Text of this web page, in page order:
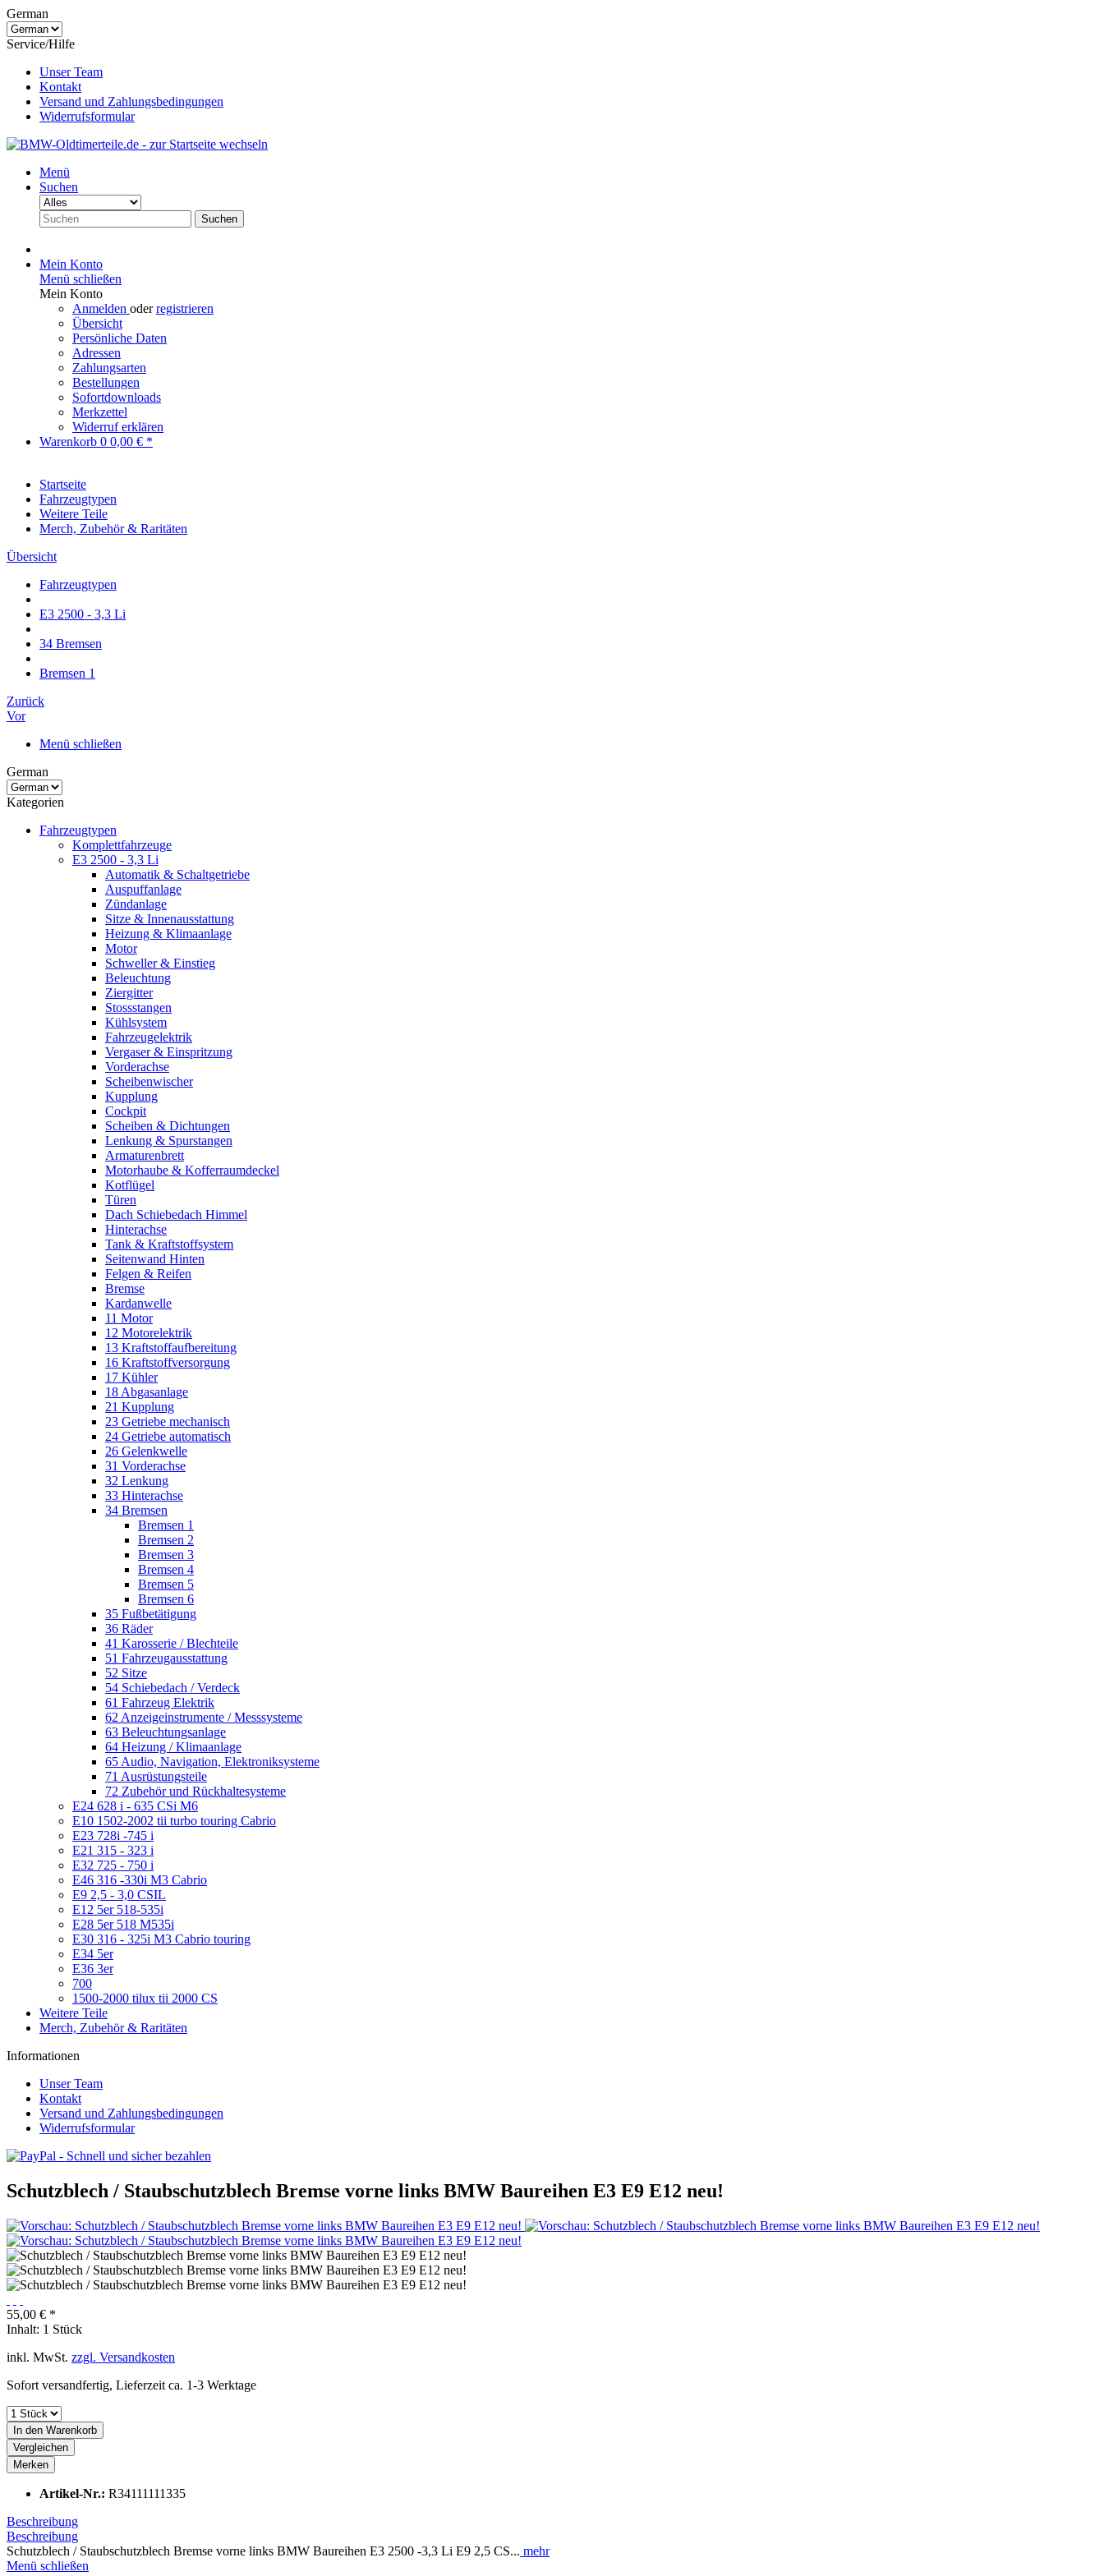
German
Service/Hilfe
Unser Team
Kontakt
Versand und Zahlungsbedingungen
Widerrufsformular
Menü
Suchen
Suchen
Mein Konto
Menü schließen
Mein Konto
Anmelden oderregistrieren
Übersicht
Persönliche Daten
Adressen
Zahlungsarten
Bestellungen
Sofortdownloads
Merkzettel
Widerruf erklären
Warenkorb 0 0,00 € *
Startseite
Fahrzeugtypen
Weitere Teile
Merch, Zubehör & Raritäten
Übersicht
Fahrzeugtypen
E3 2500 - 3,3 Li
34 Bremsen
Bremsen 1
Zurück
Vor
Menü schließen
German
Kategorien
Fahrzeugtypen
Komplettfahrzeuge
E3 2500 - 3,3 Li
Automatik & Schaltgetriebe
Auspuffanlage
Zündanlage
Sitze & Innenausstattung
Heizung & Klimaanlage
Motor
Schweller & Einstieg
Beleuchtung
Ziergitter
Stossstangen
Kühlsystem
Fahrzeugelektrik
Vergaser & Einspritzung
Vorderachse
Scheibenwischer
Kupplung
Cockpit
Scheiben & Dichtungen
Lenkung & Spurstangen
Armaturenbrett
Motorhaube & Kofferraumdeckel
Kotflügel
Türen
Dach Schiebedach Himmel
Hinterachse
Tank & Kraftstoffsystem
Seitenwand Hinten
Felgen & Reifen
Bremse
Kardanwelle
11 Motor
12 Motorelektrik
13 Kraftstoffaufbereitung
16 Kraftstoffversorgung
17 Kühler
18 Abgasanlage
21 Kupplung
23 Getriebe mechanisch
24 Getriebe automatisch
26 Gelenkwelle
31 Vorderachse
32 Lenkung
33 Hinterachse
34 Bremsen
Bremsen 1
Bremsen 2
Bremsen 3
Bremsen 4
Bremsen 5
Bremsen 6
35 Fußbetätigung
36 Räder
41 Karosserie / Blechteile
51 Fahrzeugausstattung
52 Sitze
54 Schiebedach / Verdeck
61 Fahrzeug Elektrik
62 Anzeigeinstrumente / Messsysteme
63 Beleuchtungsanlage
64 Heizung / Klimaanlage
65 Audio, Navigation, Elektroniksysteme
71 Ausrüstungsteile
72 Zubehör und Rückhaltesysteme
E24 628 i - 635 CSi M6
E10 1502-2002 tii turbo touring Cabrio
E23 728i -745 i
E21 315 - 323 i
E32 725 - 750 i
E46 316 -330i M3 Cabrio
E9 2,5 - 3,0 CSIL
E12 5er 518-535i
E28 5er 518 M535i
E30 316 - 325i M3 Cabrio touring
E34 5er
E36 3er
700
1500-2000 tilux tii 2000 CS
Weitere Teile
Merch, Zubehör & Raritäten
Informationen
Unser Team
Kontakt
Versand und Zahlungsbedingungen
Widerrufsformular
Schutzblech / Staubschutzblech Bremse vorne links BMW Baureihen E3 E9 E12 neu!
55,00 € *
Inhalt: 1 Stück
inkl. MwSt. zzgl. Versandkosten
Sofort versandfertig, Lieferzeit ca. 1-3 Werktage
In den Warenkorb
Vergleichen
Merken
Artikel-Nr.: R34111111335
Beschreibung
Beschreibung
Schutzblech / Staubschutzblech Bremse vorne links BMW Baureihen E3 2500 -3,3 Li E9 2,5 CS... mehr
Menü schließen